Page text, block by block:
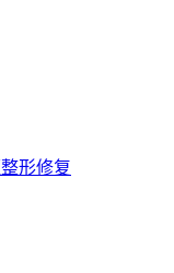
形修复